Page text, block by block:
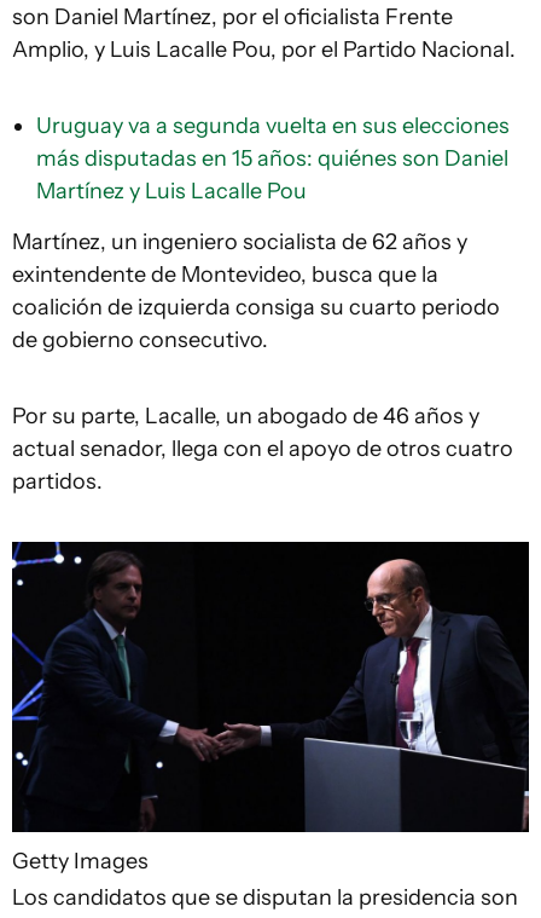
son Daniel Martínez, por el oficialista Frente
Amplio, y Luis Lacalle Pou, por el Partido Nacional.
Uruguay va a segunda vuelta en sus elecciones
más disputadas en 15 años: quiénes son Daniel
Martínez y Luis Lacalle Pou
Martínez, un ingeniero socialista de 62 años y
exintendente de Montevideo, busca que la
coalición de izquierda consiga su cuarto periodo
de gobierno consecutivo.
Por su parte, Lacalle, un abogado de 46 años y
actual senador, llega con el apoyo de otros cuatro
partidos.
Getty Images
Los candidatos que se disputan la presidencia son